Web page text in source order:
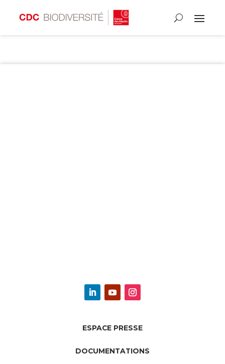
ESPACE PRESSE
DOCUMENTATIONS